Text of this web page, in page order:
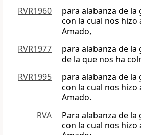
RVR1960
para alabanza de
con la cual nos hizo
Amado,
RVR1977
para alabanza de
de la que nos ha
RVR1995
para alabanza de
con la cual nos hizo
Amado.
RVA
Para alabanza de
con la cual nos hizo